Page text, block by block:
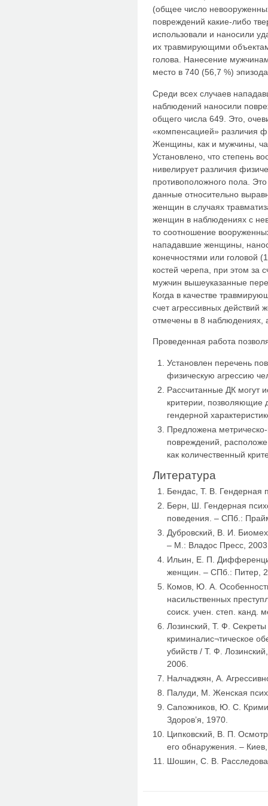
(общее число
повреждений какие-либо
использовали и наносили
их травмирующими
голова. Нанесение
место в 740 (56,7 %)
Среди всех случаев
наблюдений наносили
общего числа 649. Это,
«компенсацией» различия
Женщины, как и мужчины,
Установлено, что степень
нивелирует различия
противоположного пола.
данные относительно
женщин в случаях
женщин в наблюдениях с
то соотношение
нападавшие женщины,
конечностями или головой
костей черепа, при этом за
мужчин вышеуказанные
Когда в качестве
счет агрессивных
отмечены в 8 наблюдениях,
Проведенная работа
Установлен перечень
физическую агрессию
Рассчитанные ДК могут
критерии, позволяющие
гендерной
Предложена
повреждений,
как количественный
Литература
Бендас, Т. В. Гендерная
Берн, Ш. Гендерная
поведения. – СПб.:
Дубровский, В. И.
– М.: Владос Пресс,
Ильин, Е. П.
женщин. – СПб.: Питер,
Комов, Ю. А.
насильственных
соиск. учен. степ. канд.
Лозинский, Т. Ф. Секреты
криминалис¬тическое
убийств / Т. Ф.
2006.
Налчаджян, А.
Палуди, М. Женская
Сапожников, Ю. С.
Здоров’я, 1970.
Ципковский, В. П.
его обнаружения. –
Шошин, С. В.